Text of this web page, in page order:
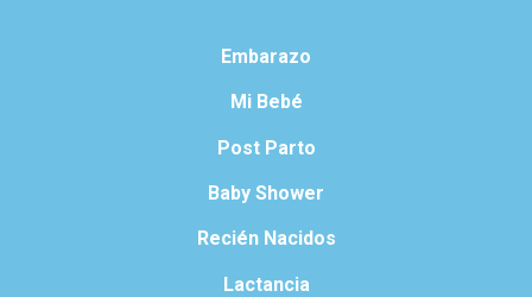
Embarazo
Mi Bebé
Post Parto
Baby Shower
Recién Nacidos
Lactancia